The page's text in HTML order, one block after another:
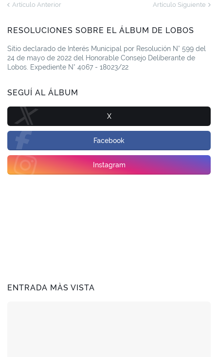
Artículo Anterior Artículo Siguiente
RESOLUCIONES SOBRE EL ÁLBUM DE LOBOS
Sitio declarado de Interés Municipal por Resolución N° 599 del
24 de mayo de 2022 del Honorable Consejo Deliberante de
Lobos. Expediente N° 4067 - 18023/22
SEGUÍ AL ÁLBUM
X
Facebook
Instagram
ENTRADA MÀS VISTA